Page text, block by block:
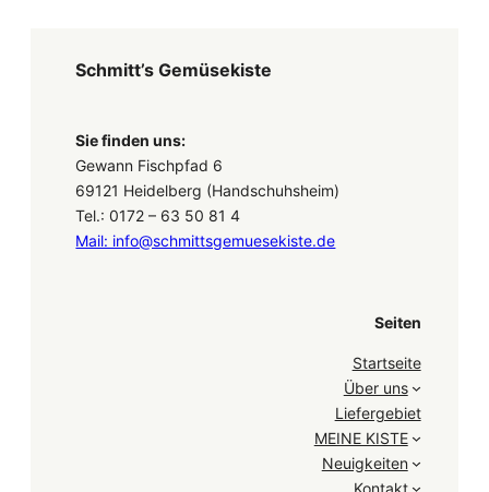
Schmitt’s Gemüsekiste
Sie finden uns:
Gewann Fischpfad 6
69121 Heidelberg (Handschuhsheim)
Tel.: 0172 – 63 50 81 4
Mail: info@schmittsgemuesekiste.de
Seiten
Startseite
Über uns
Liefergebiet
MEINE KISTE
Neuigkeiten
Kontakt